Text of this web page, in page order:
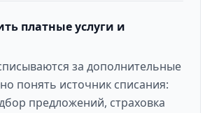
платные услуги и
за дополнительные
понять источник списания:
предложений, страховка